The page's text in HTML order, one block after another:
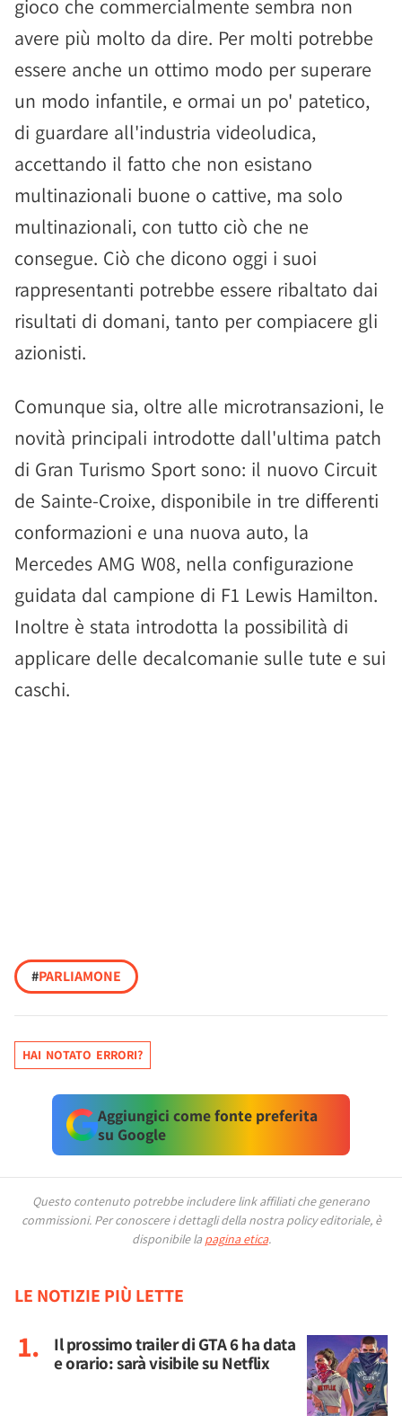
gioco che commercialmente sembra non
avere più molto da dire. Per molti potrebbe
essere anche un ottimo modo per superare
un modo infantile, e ormai un po' patetico,
di guardare all'industria videoludica,
accettando il fatto che non esistano
multinazionali buone o cattive, ma solo
multinazionali, con tutto ciò che ne
consegue. Ciò che dicono oggi i suoi
rappresentanti potrebbe essere ribaltato dai
risultati di domani, tanto per compiacere gli
azionisti.
Comunque sia, oltre alle microtransazioni, le
novità principali introdotte dall'ultima patch
di Gran Turismo Sport sono: il nuovo Circuit
de Sainte-Croixe, disponibile in tre differenti
conformazioni e una nuova auto, la
Mercedes AMG W08, nella configurazione
guidata dal campione di F1 Lewis Hamilton.
Inoltre è stata introdotta la possibilità di
applicare delle decalcomanie sulle tute e sui
caschi.
#PARLIAMONE
HAI NOTATO ERRORI?
Aggiungici come fonte preferita
su Google
Questo contenuto potrebbe includere link affiliati che generano
commissioni. Per conoscere i dettagli della nostra policy editoriale, è
disponibile la pagina etica.
LE NOTIZIE PIÙ LETTE
Il prossimo trailer di GTA 6 ha data
e orario: sarà visibile su Netflix